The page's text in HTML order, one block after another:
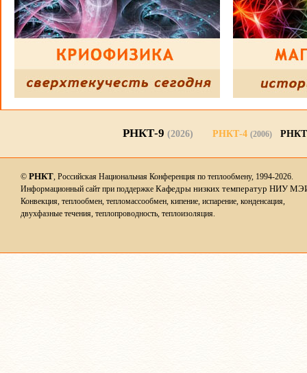
РНКТ-9 (2026) РНКТ-4 (2006)
© РНКТ, Российская Национальная Конференция по теплообмену, 1994-2026.
Информационный сайт при поддержке Кафедры низких температур НИУ
Конвекция, теплообмен, тепломассообмен, кипение, испарение, конденсация,
двухфазные течения, теплопроводность, теплоизоляция.